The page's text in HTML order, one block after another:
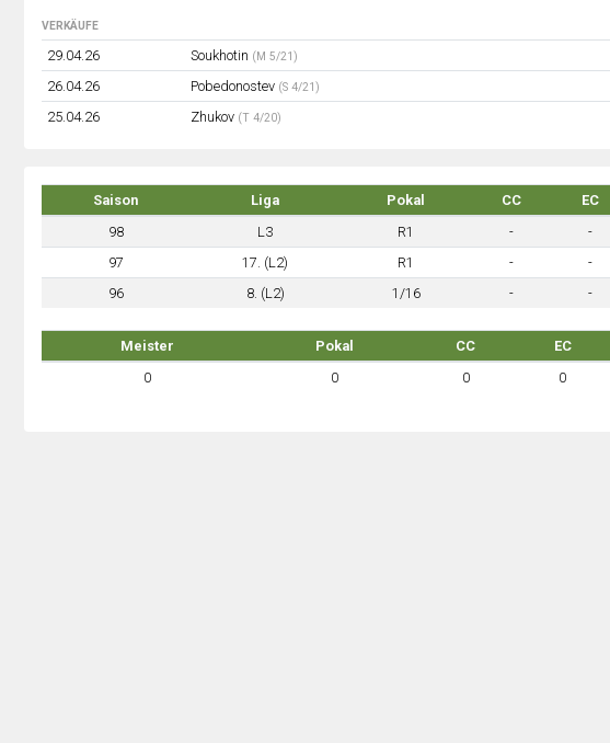
VERKÄUFE
29.04.26 Soukhotin (M 5/21)
26.04.26
Pobedonostev (S 4/21)
25.04.26
Zhukov (T 4/20)
Saison Liga Pokal CC EC
98
L3 R1 - -
97
17. (L2) R1 - -
96
8. (L2) 1/16 - -
Meister Pokal CC EC
0
0 0 0